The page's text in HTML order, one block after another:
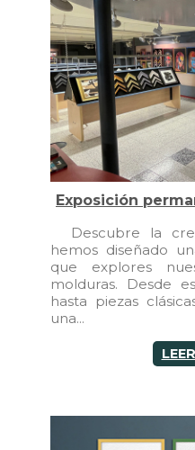
Exposición
Descubre la
hemos diseñado
que explores
molduras. Desde
hasta piezas
una...